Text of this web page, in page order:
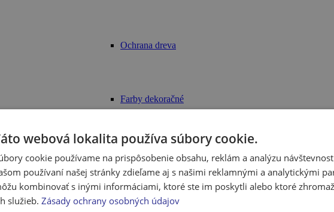
Ochrana dreva
Farby dekoračné
Riedidlá, tužidlá, čističe
Ostatné
webová lokalita používa súbory cookie.
cookie používame na prispôsobenie obsahu, reklám a analýzu
používaní našej stránky zdieľame aj s našimi reklamnými a analytickými
kombinovať s inými informáciami, ktoré ste im poskytli alebo ktoré
služieb. Zásady ochrany osobných údajov